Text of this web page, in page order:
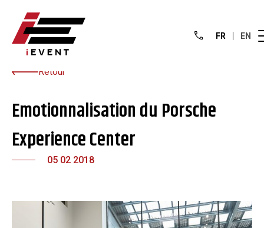
FR EN
Retour
Emotionnalisation du Porsche
Experience Center
05 02 2018